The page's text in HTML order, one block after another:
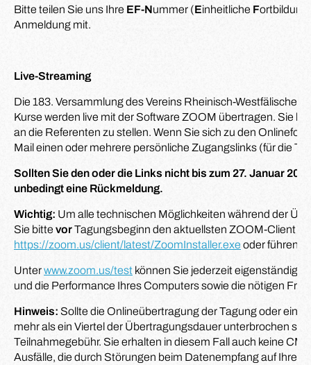
Bitte teilen Sie uns Ihre EF-Nummer (Einheitliche F
Anmeldung mit.
Live-Streaming
Die 183. Versammlung des Vereins Rheinisch-Westfälischer
Kurse werden live mit der Software ZOOM übertragen. Sie
an die Referenten zu stellen. Wenn Sie sich zu den
Mail einen oder mehrere persönliche Zugangslinks (für die
Sollten Sie den oder die Links nicht bis zum 27. Januar
unbedingt eine Rückmeldung.
Wichtig: Um alle technischen Möglichkeiten während der
Sie bitte vorTagungsbeginn den aktuellsten ZOOM-Client
https://zoom.us/client/latest/ZoomInstaller.exe oder führen
Unterwww.zoom.us/test können Sie jederzeit eigenständig
und die Performance Ihres Computers sowie die nötigen
Hinweis: Sollte die Onlineübertragung der Tagung oder
mehr als ein Viertel der Übertragungsdauer unterbrochen
Teilnahmegebühr. Sie erhalten in diesem Fall auch keine
Ausfälle, die durch Störungen beim Datenempfang auf